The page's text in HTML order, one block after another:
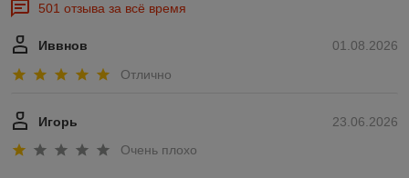
501 отзыва за всё время
01.08.2026
Иввнов
Отлично
23.06.2026
Игорь
Очень плохо